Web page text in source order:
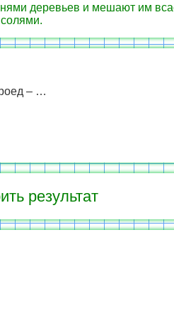
деревьев и мешают им
– …